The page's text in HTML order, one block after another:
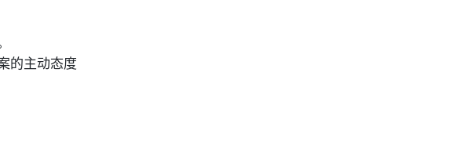
的主动态度